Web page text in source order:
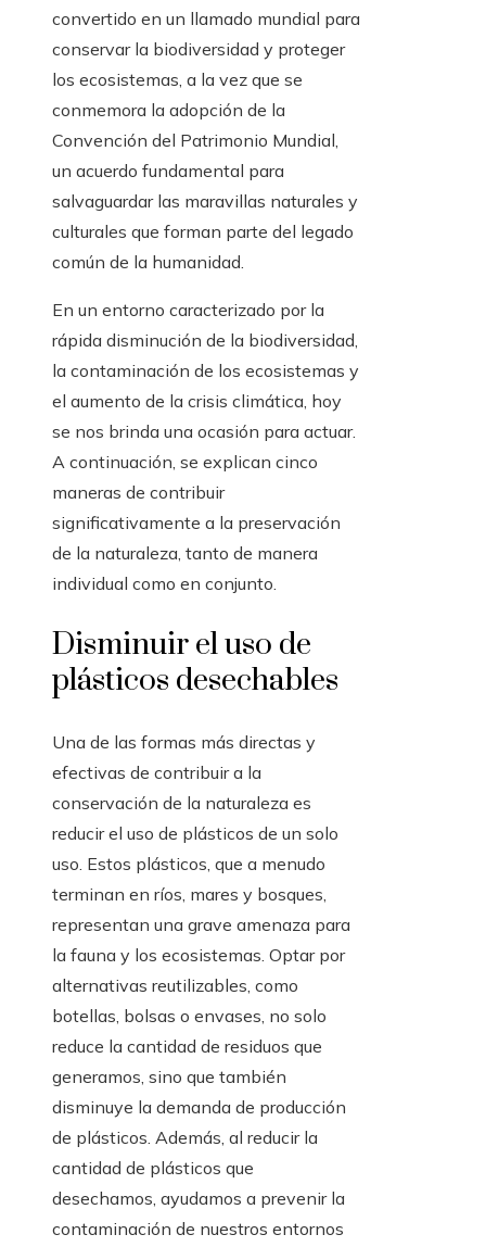
convertido en un llamado mundial para
conservar la biodiversidad y proteger
los ecosistemas, a la vez que se
conmemora la adopción de la
Convención del Patrimonio Mundial,
un acuerdo fundamental para
salvaguardar las maravillas naturales y
culturales que forman parte del legado
común de la humanidad.
En un entorno caracterizado por la
rápida disminución de la biodiversidad,
la contaminación de los ecosistemas y
el aumento de la crisis climática, hoy
se nos brinda una ocasión para actuar.
A continuación, se explican cinco
maneras de contribuir
significativamente a la preservación
de la naturaleza, tanto de manera
individual como en conjunto.
Disminuir el uso de
plásticos desechables
Una de las formas más directas y
efectivas de contribuir a la
conservación de la naturaleza es
reducir el uso de plásticos de un solo
uso. Estos plásticos, que a menudo
terminan en ríos, mares y bosques,
representan una grave amenaza para
la fauna y los ecosistemas. Optar por
alternativas reutilizables, como
botellas, bolsas o envases, no solo
reduce la cantidad de residuos que
generamos, sino que también
disminuye la demanda de producción
de plásticos. Además, al reducir la
cantidad de plásticos que
desechamos, ayudamos a prevenir la
contaminación de nuestros entornos